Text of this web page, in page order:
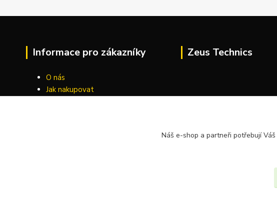
Informace pro zákazníky
O nás
Jak nakupovat
Zeus Technics
Náš e-shop a partneři potřebují Váš